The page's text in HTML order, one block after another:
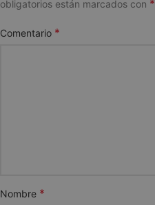
obligatorios están marcados con *
Comentario *
Nombre *